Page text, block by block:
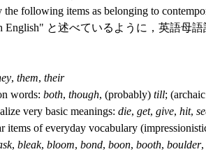
the following items as belonging to
English" と述べているように，英語母
, them, their
words: both, though, (probably) till;
very basic meanings: die, get, give, hit,
of everyday vocabulary
, bleak, bloom, bond, boon, booth, boulder,